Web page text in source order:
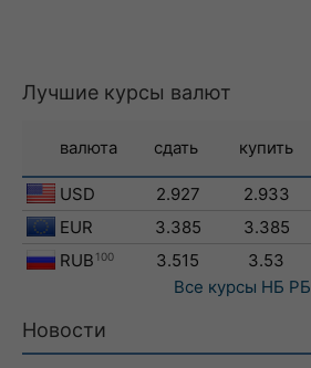
Лучшие курсы валют
валюта сдать купить
USD 2.927 2.933
EUR
3.385 3.385
RUB 100 3.515 3.53
Все курсы НБ РБ
Новости